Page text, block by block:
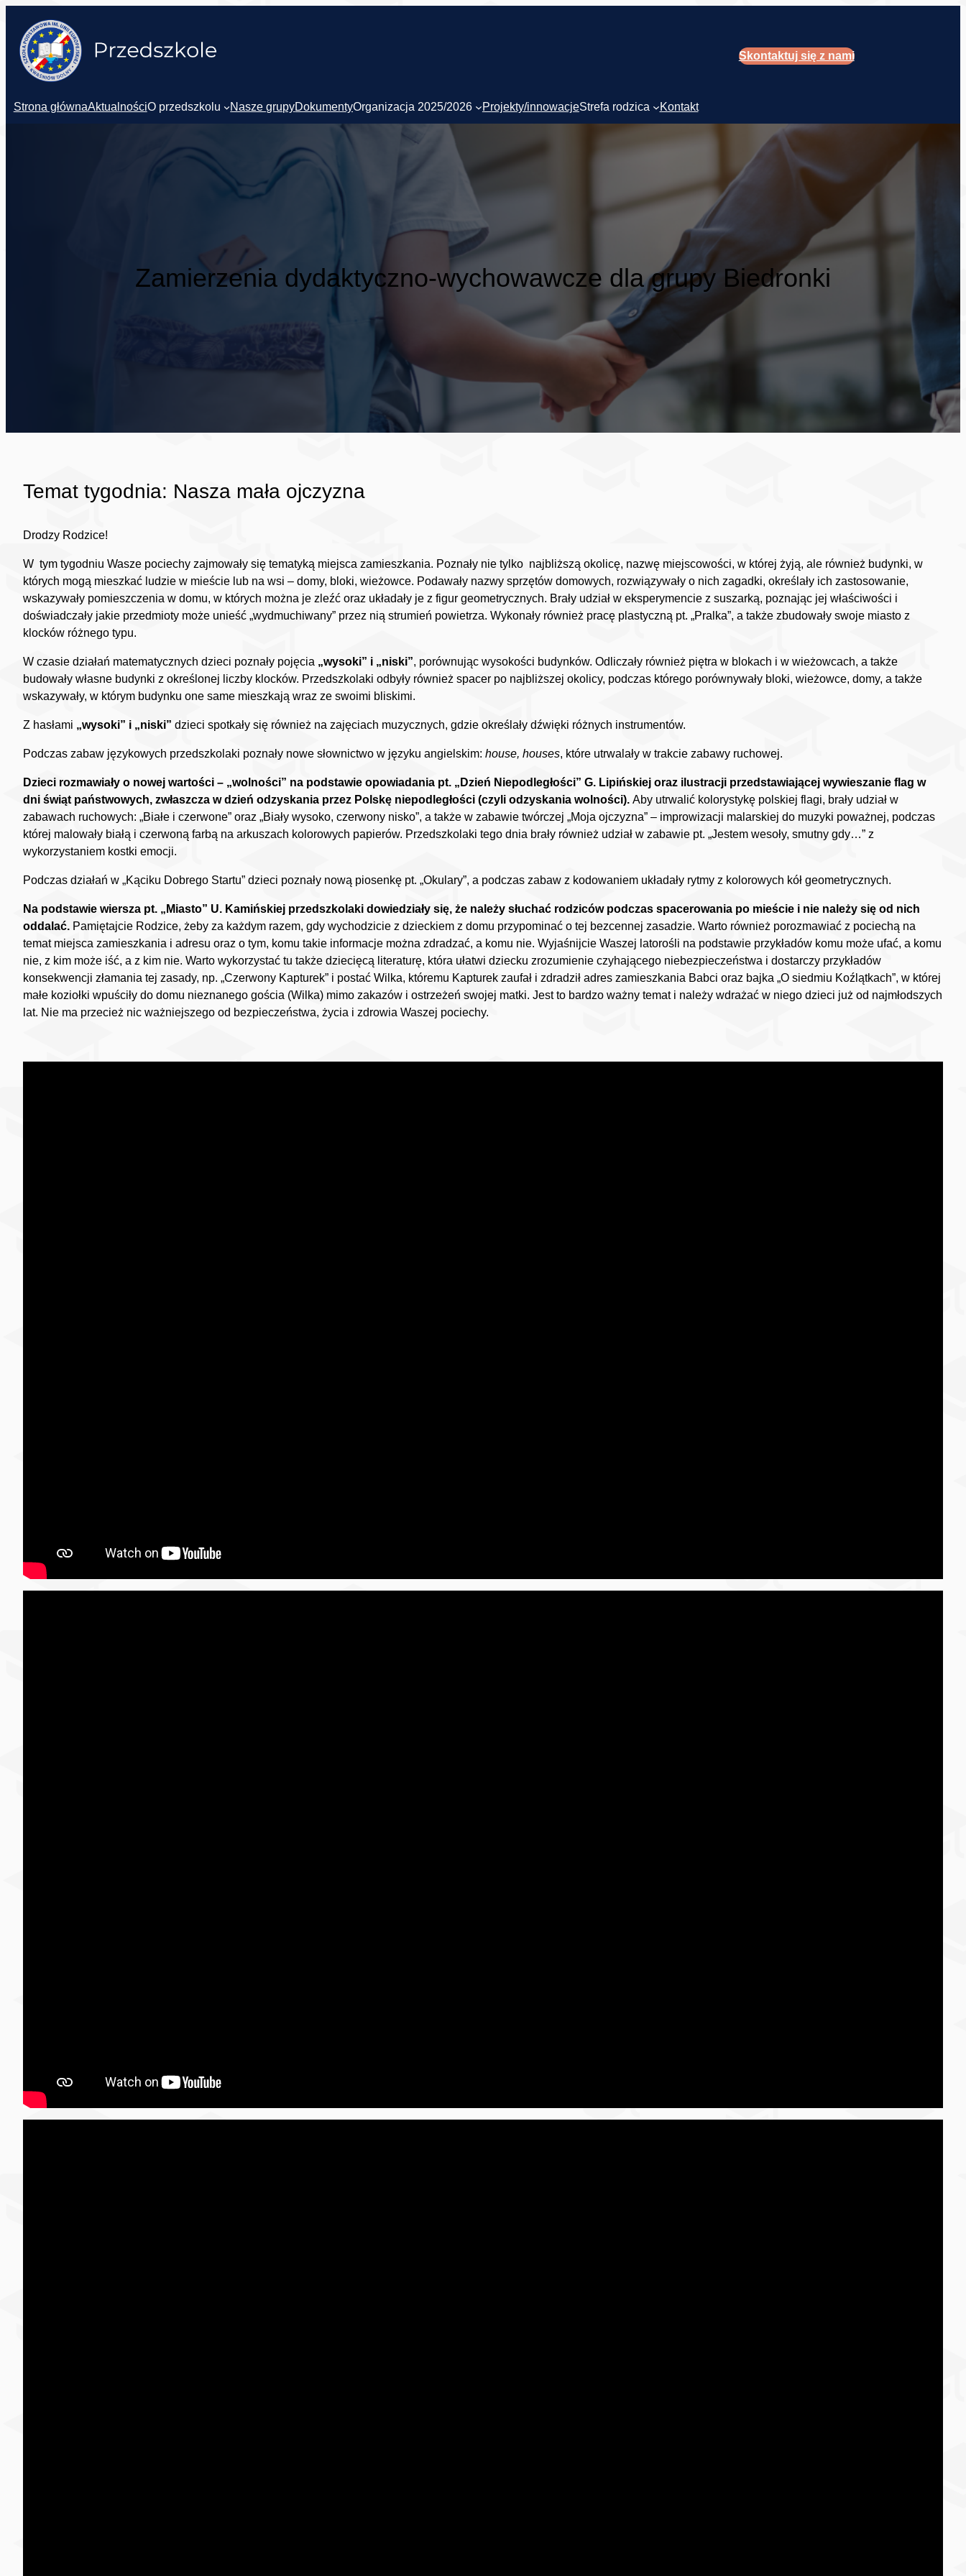
Skontaktuj się z nami
Strona głównaAktualnościO przedszkolu Nasze grupyDokumentyOrganizacja 2025/2026 Projekty/innowacjeStrefa rodzica Kontakt
Zamierzenia dydaktyczno-wychowawcze dla grupy Biedronki
Temat tygodnia: Nasza mała ojczyzna
Drodzy Rodzice!
W tym tygodniu Wasze pociechy zajmowały się tematyką miejsca zamieszkania. Poznały nie tylko najbliższą okolicę, nazwę miejscowości, w której żyją, ale również budynki, w
których mogą mieszkać ludzie w mieście lub na wsi – domy, bloki, wieżowce. Podawały nazwy sprzętów domowych, rozwiązywały o nich zagadki, określały ich zastosowanie,
wskazywały pomieszczenia w domu, w których można je zleźć oraz układały je z figur geometrycznych. Brały udział w eksperymencie z suszarką, poznając jej właściwości i
doświadczały jakie przedmioty może unieść „wydmuchiwany” przez nią strumień powietrza. Wykonały również pracę plastyczną pt. „Pralka”, a także zbudowały swoje miasto z
klocków różnego typu.
W czasie działań matematycznych dzieci poznały pojęcia „wysoki” i „niski”, porównując wysokości budynków. Odliczały również piętra w blokach i w wieżowcach, a także
budowały własne budynki z określonej liczby klocków. Przedszkolaki odbyły również spacer po najbliższej okolicy, podczas którego porównywały bloki, wieżowce, domy, a także
wskazywały, w którym budynku one same mieszkają wraz ze swoimi bliskimi.
Z hasłami „wysoki” i „niski” dzieci spotkały się również na zajęciach muzycznych, gdzie określały dźwięki różnych instrumentów.
Podczas zabaw językowych przedszkolaki poznały nowe słownictwo w języku angielskim: house, houses, które utrwalały w trakcie zabawy ruchowej.
Dzieci rozmawiały o nowej wartości – „wolności” na podstawie opowiadania pt. „Dzień Niepodległości” G. Lipińskiej oraz ilustracji przedstawiającej wywieszanie flag w
dni świąt państwowych, zwłaszcza w dzień odzyskania przez Polskę niepodległości (czyli odzyskania wolności). Aby utrwalić kolorystykę polskiej flagi, brały udział w
zabawach ruchowych: „Białe i czerwone” oraz „Biały wysoko, czerwony nisko”, a także w zabawie twórczej „Moja ojczyzna” – improwizacji malarskiej do muzyki poważnej, podczas
której malowały białą i czerwoną farbą na arkuszach kolorowych papierów. Przedszkolaki tego dnia brały również udział w zabawie pt. „Jestem wesoły, smutny gdy…” z
wykorzystaniem kostki emocji.
Podczas działań w „Kąciku Dobrego Startu” dzieci poznały nową piosenkę pt. „Okulary”, a podczas zabaw z kodowaniem układały rytmy z kolorowych kół geometrycznych.
Na podstawie wiersza pt. „Miasto” U. Kamińskiej przedszkolaki dowiedziały się, że należy słuchać rodziców podczas spacerowania po mieście i nie należy się od nich
oddalać. Pamiętajcie Rodzice, żeby za każdym razem, gdy wychodzicie z dzieckiem z domu przypominać o tej bezcennej zasadzie. Warto również porozmawiać z pociechą na
temat miejsca zamieszkania i adresu oraz o tym, komu takie informacje można zdradzać, a komu nie. Wyjaśnijcie Waszej latorośli na podstawie przykładów komu może ufać, a komu
nie, z kim może iść, a z kim nie. Warto wykorzystać tu także dziecięcą literaturę, która ułatwi dziecku zrozumienie czyhającego niebezpieczeństwa i dostarczy przykładów
konsekwencji złamania tej zasady, np. „Czerwony Kapturek” i postać Wilka, któremu Kapturek zaufał i zdradził adres zamieszkania Babci oraz bajka „O siedmiu Koźlątkach”, w której
małe koziołki wpuściły do domu nieznanego gościa (Wilka) mimo zakazów i ostrzeżeń swojej matki. Jest to bardzo ważny temat i należy wdrażać w niego dzieci już od najmłodszych
lat. Nie ma przecież nic ważniejszego od bezpieczeństwa, życia i zdrowia Waszej pociechy.